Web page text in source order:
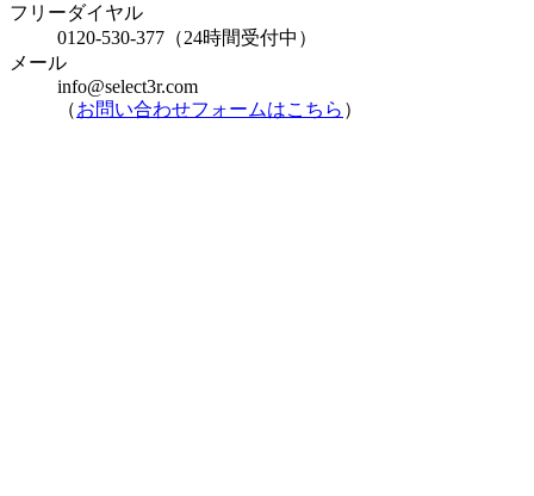
フリーダイヤル
0120-530-377（24時間受付中）
メール
info@select3r.com
（お問い合わせフォームはこちら ）